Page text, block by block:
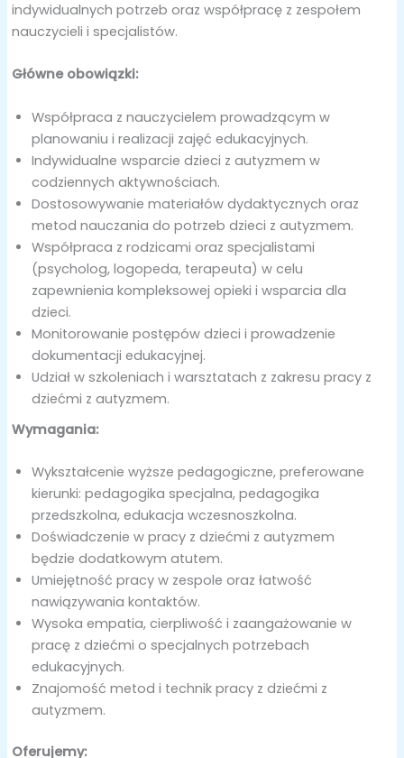
indywidualnych potrzeb oraz współpracę z zespołem
nauczycieli i specjalistów.
Główne obowiązki:
Współpraca z nauczycielem prowadzącym w
planowaniu i realizacji zajęć edukacyjnych.
Indywidualne wsparcie dzieci z autyzmem w
codziennych aktywnościach.
Dostosowywanie materiałów dydaktycznych oraz
metod nauczania do potrzeb dzieci z autyzmem.
Współpraca z rodzicami oraz specjalistami
(psycholog, logopeda, terapeuta) w celu
zapewnienia kompleksowej opieki i wsparcia dla
dzieci.
Monitorowanie postępów dzieci i prowadzenie
dokumentacji edukacyjnej.
Udział w szkoleniach i warsztatach z zakresu pracy z
dziećmi z autyzmem.
Wymagania:
Wykształcenie wyższe pedagogiczne, preferowane
kierunki: pedagogika specjalna, pedagogika
przedszkolna, edukacja wczesnoszkolna.
Doświadczenie w pracy z dziećmi z autyzmem
będzie dodatkowym atutem.
Umiejętność pracy w zespole oraz łatwość
nawiązywania kontaktów.
Wysoka empatia, cierpliwość i zaangażowanie w
pracę z dziećmi o specjalnych potrzebach
edukacyjnych.
Znajomość metod i technik pracy z dziećmi z
autyzmem.
Oferujemy: